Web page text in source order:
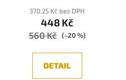
produktu
je
5,0
5
370,25 Kč bez DPH
448 Kč
560 Kč (–20 %)
DETAIL